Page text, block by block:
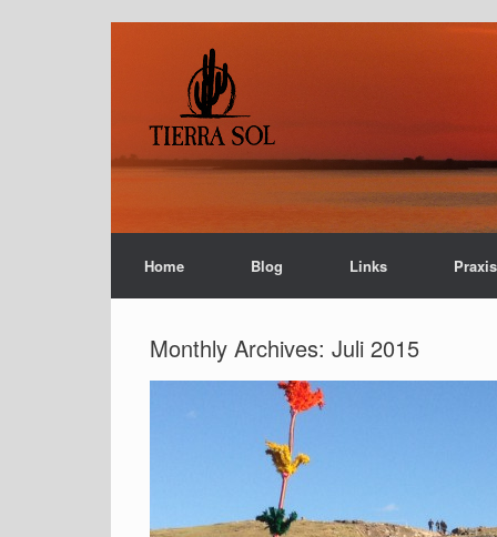
Home Blog Links
Monthly Archives: Juli 2015